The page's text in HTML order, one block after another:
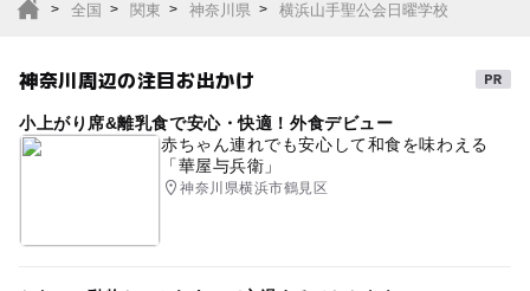
全国 関東 神奈川県 横浜山手聖公会日曜学校
神奈川周辺の注目お出かけ
小上がり席&離乳食で安心・快適！外食デビュー
赤ちゃん連れでも安心して和食を味わえる
「華屋与兵衛」
神奈川県横浜市鶴見区